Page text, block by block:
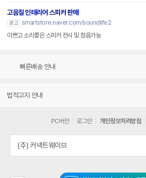
고음질 인테리어 스피커 판매
광고 smartstore.naver.com/soundlife2
이쁘고 소리좋은 스피커 전시 및 청음가능
빠른배송 안내
법적고지 안내
PC버전 로그인 개인정보처리방침
(주) 커넥트웨이브